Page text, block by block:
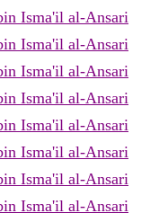
Isma'il al-Ansari
Isma'il al-Ansari
Isma'il al-Ansari
Isma'il al-Ansari
Isma'il al-Ansari
Isma'il al-Ansari
Isma'il al-Ansari
Isma'il al-Ansari